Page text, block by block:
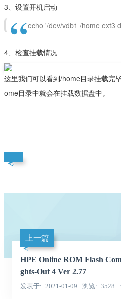
3、设置开机启动
echo '/dev/vdb1 /home ext3
4、检查挂载情况
这里我们可以看到/home目录挂载完
ome目录中就会在挂载数据盘中。
上一篇
HPE Online ROM Flash
ghts-Out 4 Ver 2.77
发表于 2021-01-09 浏览 3528